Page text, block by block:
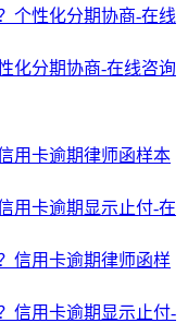
个性化分期协商-在线
化分期协商-在线咨询
用卡逾期律师函样本
用卡逾期显示止付-在
信用卡逾期律师函样
信用卡逾期显示止付-